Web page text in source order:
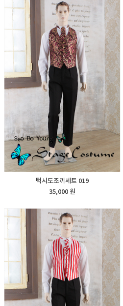
턱시도조끼세트 019
35,000 원